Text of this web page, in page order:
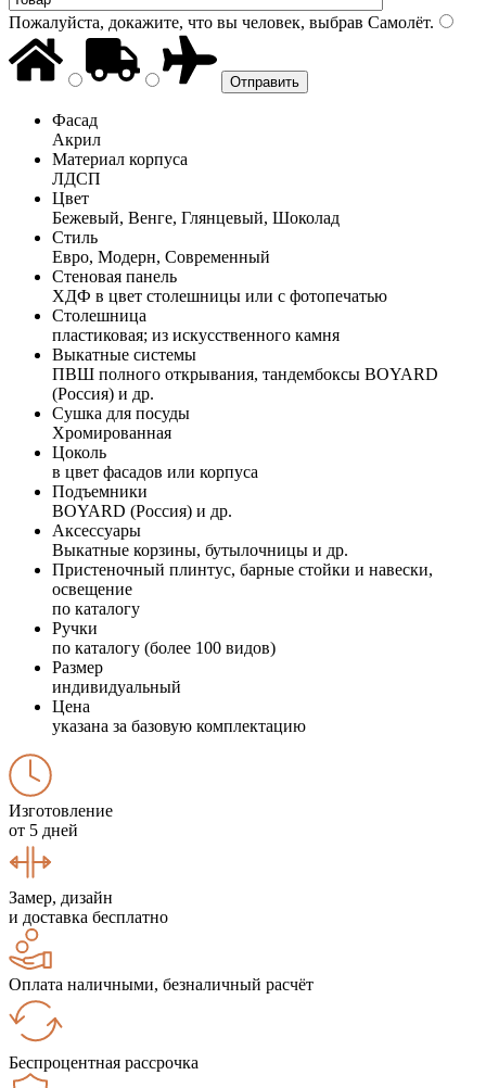
Пожалуйста, докажите, что вы человек, выбрав Самолёт.
Фасад
Акрил
Материал корпуса
ЛДСП
Цвет
Бежевый, Венге, Глянцевый, Шоколад
Стиль
Евро, Модерн, Современный
Стеновая панель
ХДФ в цвет столешницы или с фотопечатью
Столешница
пластиковая; из искусственного камня
Выкатные системы
ПВШ полного открывания, тандембоксы BOYARD
(Россия) и др.
Сушка для посуды
Хромированная
Цоколь
в цвет фасадов или корпуса
Подъемники
BOYARD (Россия) и др.
Аксессуары
Выкатные корзины, бутылочницы и др.
Пристеночный плинтус, барные стойки и навески,
освещение
по каталогу
Ручки
по каталогу (более 100 видов)
Размер
индивидуальный
Цена
указана за базовую комплектацию
Изготовление
от 5 дней
Замер, дизайн
и доставка бесплатно
Оплата наличными, безналичный расчёт
Беспроцентная рассрочка